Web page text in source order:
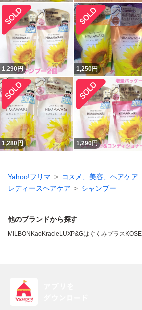
1,290円 1,250円
1,280円 1,290円
Yahoo!フリマ
コスメ、美容、ヘアケア
レディースヘアケア
シャンプー
他のブランドから探す
MILBON KaoKracie LUXP&Gはぐくみプラス KOSE